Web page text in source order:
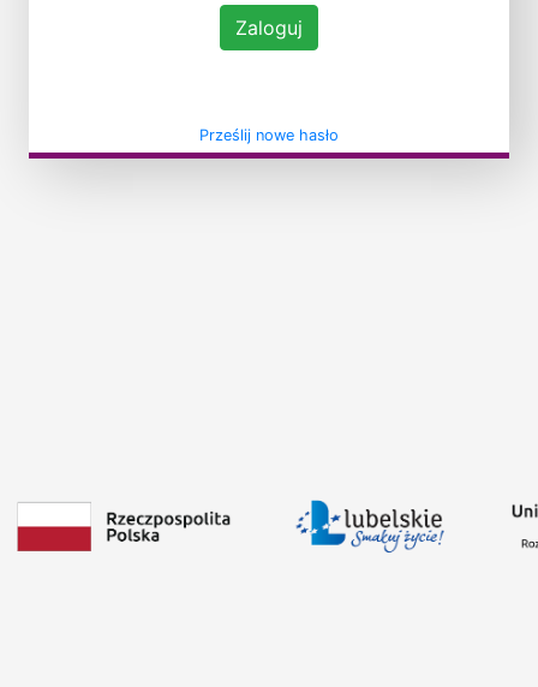
Zaloguj
Prześlij nowe hasło